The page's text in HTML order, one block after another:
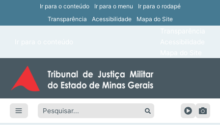
Ir para o conteúdo Ir para o menu
Ir para o rodapé
Transparência
Acessibilidade Mapa do Site
Pesquisar: